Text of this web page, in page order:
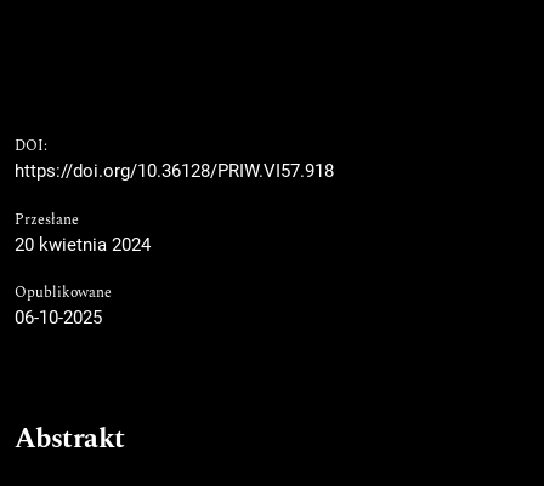
DOI:
https://doi.org/10.36128/PRIW.VI57.918
Przesłane
20 kwietnia 2024
Opublikowane
06-10-2025
Abstrakt